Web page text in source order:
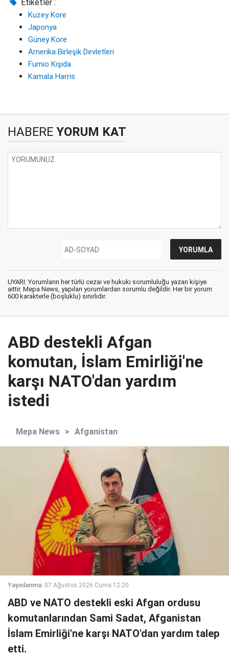
Etiketler :
Kuzey Kore
Japonya
Güney Kore
Amerika Birleşik Devletleri
Fumio Kişida
Kamala Harris
HABERE YORUM KAT
UYARI: Yorumların her türlü cezai ve hukuki sorumluluğu yazan kişiye
aittir. Mepa News, yapılan yorumlardan sorumlu değildir. Her bir yorum
600 karakterle (boşluklu) sınırlıdır.
ABD destekli Afgan
komutan, İslam Emirliği'ne
karşı NATO'dan yardım
istedi
Mepa News > Afganistan
Yayınlanma: 07 Ağustos 2026 Cuma 12:20
ABD ve NATO destekli eski Afgan ordusu
komutanlarından Sami Sadat, Afganistan
İslam Emirliği'ne karşı NATO'dan yardım talep
etti.